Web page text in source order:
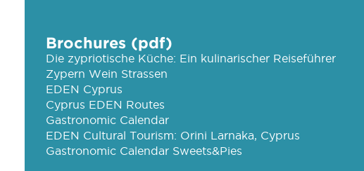
Brochures (pdf)
Die zypriotische Küche: Ein kulinarischer Reiseführer
Zypern Wein Strassen
EDEN Cyprus
Cyprus EDEN Routes
Gastronomic Calendar
EDEN Cultural Tourism: Orini Larnaka, Cyprus
Gastronomic Calendar Sweets&Pies